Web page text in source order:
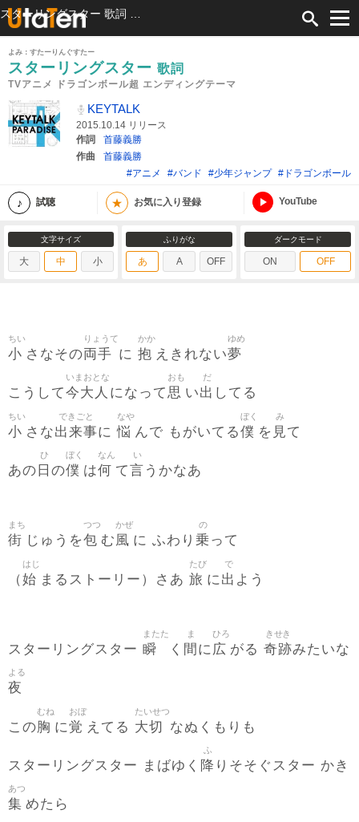
よみ：すたーりんぐすたー
スターリングスター 歌詞
TVアニメ ドラゴンボール超 エンディングテーマ
KEYTALK
2015.10.14 リリース
作詞
首藤義勝
作曲
首藤義勝
#アニメ
#バンド #少年ジャンプ #ドラゴンボール
試聴 ★ お気に入り登録 YouTube
文字サイズ
大 中 小
ふりがな
あ A OFF
ダークモード
ON OFF
小
ちい
さなその両手
りょうて
に 抱
かか
えきれない夢
ゆめ
こうして今大人
いまおとな
になって思
おも
い出
だ
してる
小
ちい
さな出来事
できごと
に悩
なや
んで もがいてる僕
ぼく
を 見
み
て
あの 日
ひ
の僕
ぼく
は何
なん
て言
い
うかなあ
街
まち
じゅうを包
つつ
む風
かぜ
に ふわり 乗
の
って
（始
はじ
まるストーリー）さあ 旅
たび
に出
で
よう
スターリングスター 瞬
またた
く 間
ま
に広
ひろ
がる 奇跡
きせき
みたいな
夜
よる
この胸
むね
に覚
おぼ
えてる 大切
たいせつ
なぬくもりも
スターリングスター まばゆく 降
ふ
りそそぐスター かき
集
あつ
めたら